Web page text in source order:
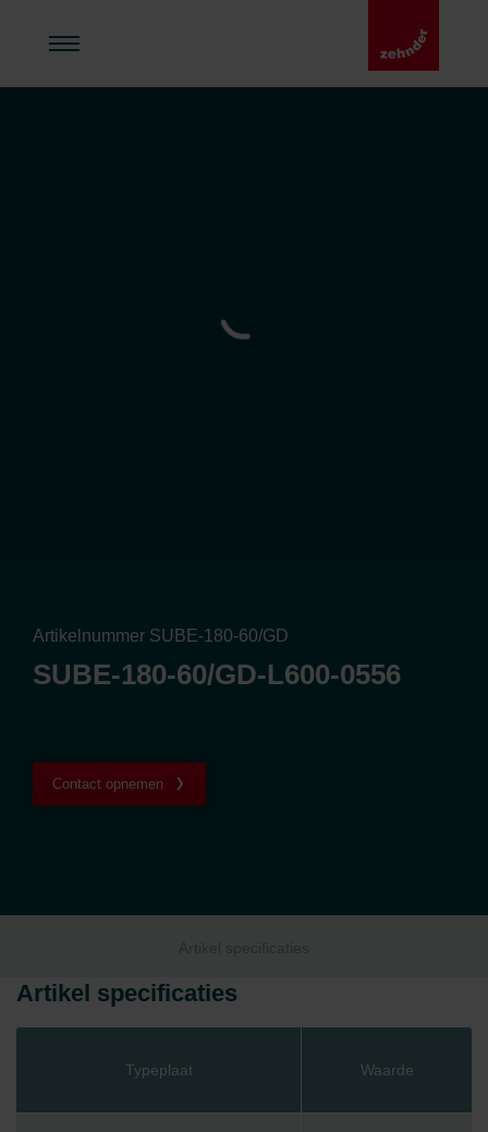
Artikelnummer SUBE-180-60/GD
SUBE-180-60/GD-L600-0556
Contact opnemen
Artikel specificaties
Artikel specificaties
Typeplaat Waarde